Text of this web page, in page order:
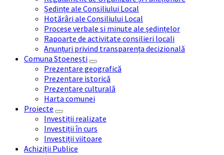
Ședințe ale Consiliului Local
Hotărâri ale Consiliului Local
Procese verbale si minute ale ședințelor
Rapoarte de activitate consilieri locali
Anunțuri privind transparența decizională
Comuna Stoenești
Prezentare geografică
Prezentare istorică
Prezentare culturală
Harta comunei
Proiecte
Investiții realizate
Investiții în curs
Investiții viitoare
Achiziții Publice